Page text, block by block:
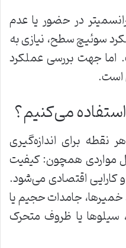
در حضور یا عدم
سوئیچ سطح، نیازی به
اما جهت بررسی عملکرد
است.
می‌کنیم؟
نقطه برای اندازه‌گیری
همچون: کیفیت
کارایی اقتصادی می‌شود.
جامدات حجیم یا
سیلوها یا ظروف متحرک